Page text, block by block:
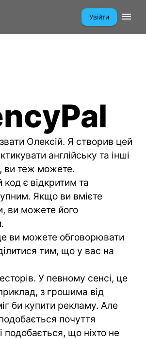
Увійти
Олексій. Я створив цей
англійську та інші
ви теж можете.
код є відкритим та
Якщо ви вмієте
ви можете його
ви можете обговорювати
тим, що у вас на
У певному сенсі, це
з грошима від
би купити рекламу. Але
почуття
подобається, що ніхто не